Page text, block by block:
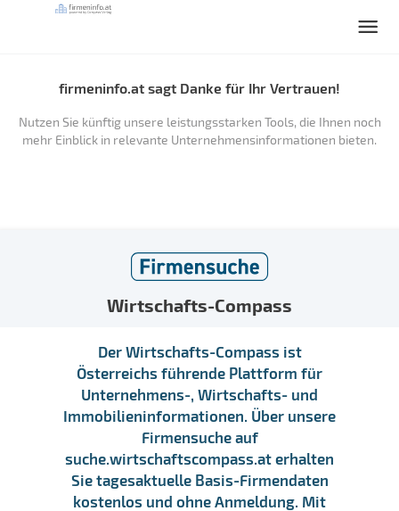
firmeninfo.at sagt Danke für Ihr Vertrauen!
Nutzen Sie künftig unsere leistungsstarken Tools, die Ihnen noch
mehr Einblick in relevante Unternehmensinformationen bieten.
Wirtschafts-Compass
Der Wirtschafts-Compass ist
Österreichs führende Plattform für
Unternehmens-, Wirtschafts- und
Immobilieninformationen. Über unsere
Firmensuche auf
suche.wirtschaftscompass.at erhalten
Sie tagesaktuelle Basis-Firmendaten
kostenlos und ohne Anmeldung. Mit